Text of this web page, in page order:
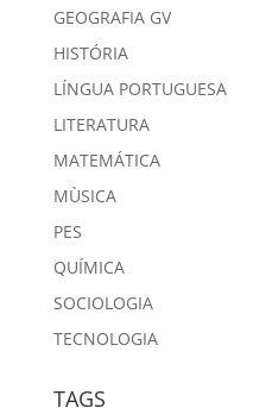
GEOGRAFIA GV
HISTÓRIA
LÍNGUA PORTUGUESA
LITERATURA
MATEMÁTICA
MÙSICA
PES
QUÍMICA
SOCIOLOGIA
TECNOLOGIA
TAGS